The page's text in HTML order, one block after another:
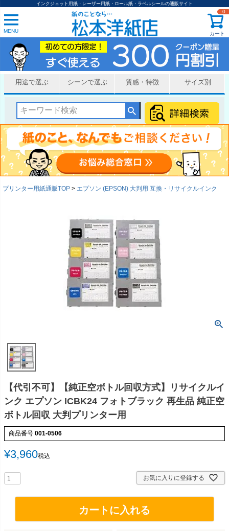
インクジェット用紙・レーザー用紙・ロール紙・ラベルシールの通販サイト
MENU カート
0
用途で選ぶ シーンで選ぶ 質感・特徴 サイズ別
プリンター用紙通販TOP エプソン (EPSON) 大判用 互換・リサイクルインク
【代引不可】【純正空ボトル回収方式】リサイクルイ
ンク エプソン ICBK24 フォトブラック 再生品 純正空
ボトル回収 大判プリンター用
商品番号 001-0506
¥3,960税込
お気に入りに登録する
カートに入れる